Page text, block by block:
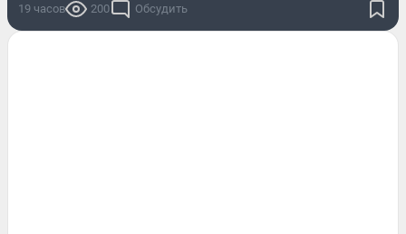
19 часов 200 Обсудить